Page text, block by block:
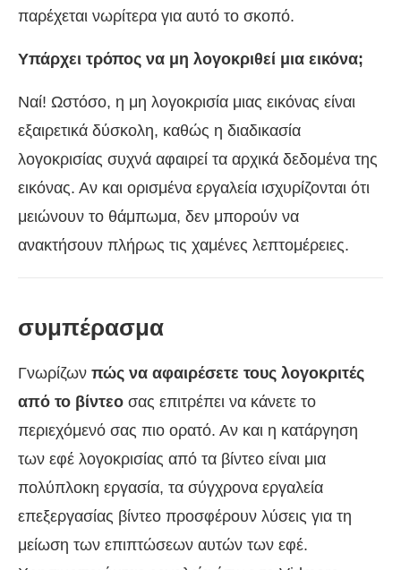
παρέχεται νωρίτερα για αυτό το σκοπό.
Υπάρχει τρόπος να μη λογοκριθεί μια εικόνα;
Ναί! Ωστόσο, η μη λογοκρισία μιας εικόνας είναι
εξαιρετικά δύσκολη, καθώς η διαδικασία
λογοκρισίας συχνά αφαιρεί τα αρχικά δεδομένα της
εικόνας. Αν και ορισμένα εργαλεία ισχυρίζονται ότι
μειώνουν το θάμπωμα, δεν μπορούν να
ανακτήσουν πλήρως τις χαμένες λεπτομέρειες.
συμπέρασμα
Γνωρίζων πώς να αφαιρέσετε τους λογοκριτές
από το βίντεο σας επιτρέπει να κάνετε το
περιεχόμενό σας πιο ορατό. Αν και η κατάργηση
των εφέ λογοκρισίας από τα βίντεο είναι μια
πολύπλοκη εργασία, τα σύγχρονα εργαλεία
επεξεργασίας βίντεο προσφέρουν λύσεις για τη
μείωση των επιπτώσεων αυτών των εφέ.